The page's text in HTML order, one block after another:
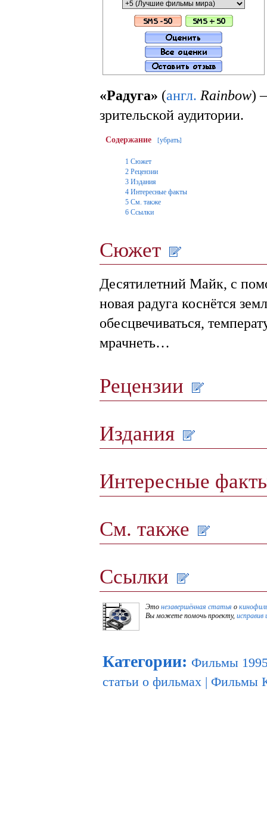
«Радуга» (англ. Rainbow)
зрительской аудитории.
Содержание [убрать]
1 Сюжет
2 Рецензии
3 Издания
4 Интересные факты
5 См. также
6 Ссылки
Сюжет
Десятилетний Майк, с
новая радуга коснётся
обесцвечиваться,
мрачнеть…
Рецензии
Издания
Интересные
См. также
Ссылки
Это незавершённая статья о
Вы можете помочь проекту, исправив
Категории: Фильмы
статьи о фильмах | Фильмы